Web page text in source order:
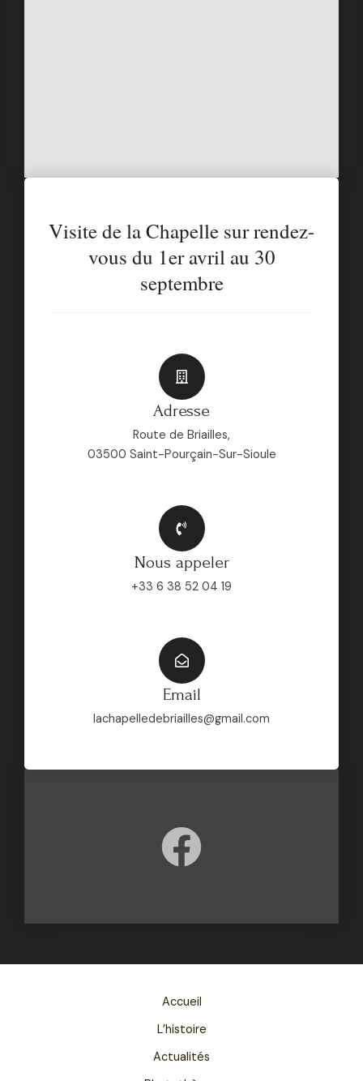
Visite de la Chapelle sur rendez-
vous du 1er avril au 30
septembre​​
Adresse
Route de Briailles,
03500 Saint-Pourçain-Sur-Sioule​
Nous appeler​​
+33 6 38 52 04 19
Email
lachapelledebriailles@gmail.com​​
Accueil
L’histoire
Actualités